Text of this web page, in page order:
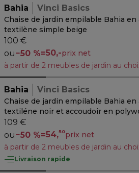
Bahia Vinci Basics
Chaise de jardin empilable Bahia
textilène simple beige
100 €
ou−50 %=50,-prix net
à partir de 2 meubles de jardin au
Bahia Vinci Basics
Chaise de jardin empilable Bahia
textiléne noir et accoudoir en
109 €
ou−50 %=54,50prix net
à partir de 2 meubles de jardin au
Livraison rapide